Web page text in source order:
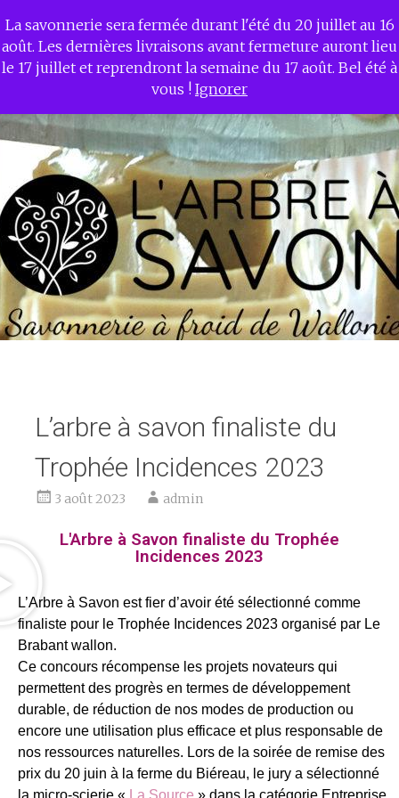
La savonnerie sera fermée durant l'été du 20 juillet au 16
août. Les dernières livraisons avant fermeture auront lieu
le 17 juillet et reprendront la semaine du 17 août. Bel été à
vous ! Ignorer
L'ARBRE A SAVON –
Savonnerie à froid de
L’arbre à savon finaliste du
Trophée Incidences 2023
3 août 2023 admin
L'Arbre à Savon finaliste du Trophée
Incidences 2023
L’Arbre à Savon est fier d’avoir été sélectionné comme
finaliste pour le Trophée Incidences 2023 organisé par Le
Brabant wallon.
Ce concours récompense les projets novateurs qui
permettent des progrès en termes de développement
durable, de réduction de nos modes de production ou
encore une utilisation plus efficace et plus responsable de
nos ressources naturelles. Lors de la soirée de remise des
prix du 20 juin à la ferme du Biéreau, le jury a sélectionné
la micro-scierie «
La Source » dans la catégorie Entreprise,